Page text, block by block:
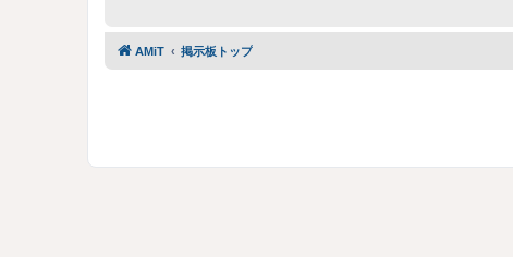
AMiT 掲示板トップ